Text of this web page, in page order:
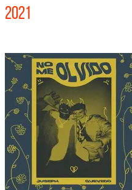
2021